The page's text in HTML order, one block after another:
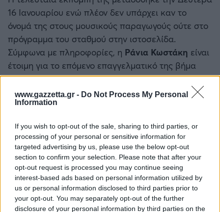
www.gazzetta.gr - Do Not Process My Personal
Information
If you wish to opt-out of the sale, sharing to third parties, or
processing of your personal or sensitive information for
targeted advertising by us, please use the below opt-out
section to confirm your selection. Please note that after your
opt-out request is processed you may continue seeing
interest-based ads based on personal information utilized by
us or personal information disclosed to third parties prior to
your opt-out. You may separately opt-out of the further
disclosure of your personal information by third parties on the
16 Ιανουαρίου ενώ πλέον δεν υπάρχει καν το
όνομά της στους μουσικούς παραγωγούς ούτε στο
πρόγραμμα του σταθμού στην ιστοσελίδα.
Σύμφωνα με πληροφορίες, η Ράνια Κωστάκη είναι
έτοιμη για το επόμενο επαγγελματικό της βήμα
μετά τονANT1, μεταφέροντας τα πρότζεκτ της σε
άλλο σταθμό αν δεν το έχει κάνει ήδη.
ΔΙΑΒΑΣΕ ΑΚΟΜΗ:
Παπαδοπούλου για τον χωρισμό της με τον «κ.
Πασχαλάκη»: «Να προσέχουμε τι λέμε σε δημόσιο λόγο»
Το ναυάγιο με τους 391 νεκρούς που έμεινε στη ιστορία
ως ο «ελληνικός Τιτανικός» (vid)